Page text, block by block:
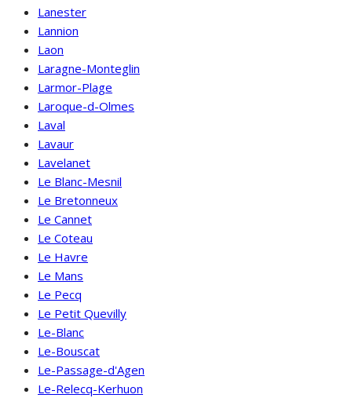
Lanester
Lannion
Laon
Laragne-Monteglin
Larmor-Plage
Laroque-d-Olmes
Laval
Lavaur
Lavelanet
Le Blanc-Mesnil
Le Bretonneux
Le Cannet
Le Coteau
Le Havre
Le Mans
Le Pecq
Le Petit Quevilly
Le-Blanc
Le-Bouscat
Le-Passage-d'Agen
Le-Relecq-Kerhuon